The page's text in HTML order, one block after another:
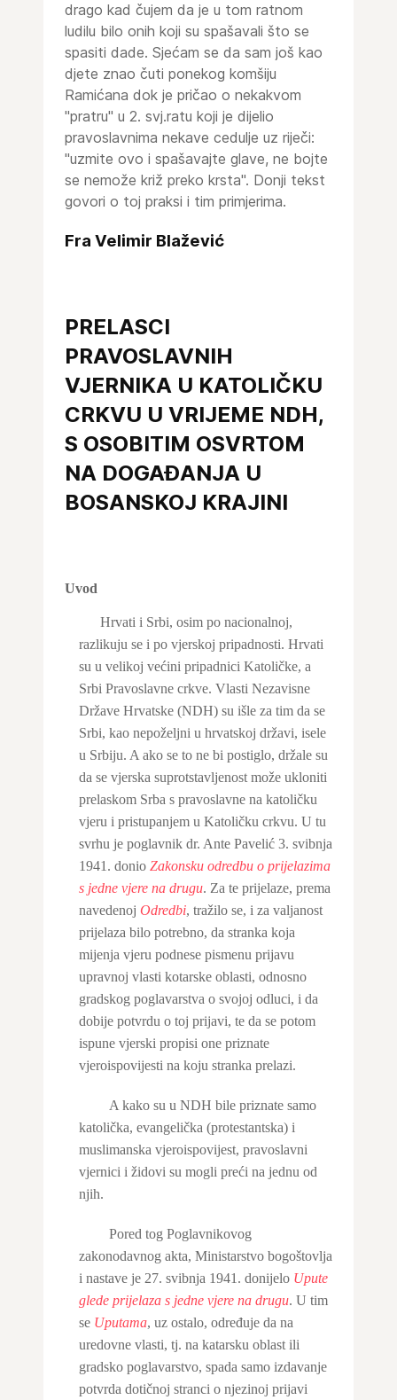
drago kad čujem da je u tom ratnom
ludilu bilo onih koji su spašavali što se
spasiti dade. Sjećam se da sam još kao
djete znao čuti ponekog komšiju
Ramićana dok je pričao o nekakvom
"pratru" u 2. svj.ratu koji je dijelio
pravoslavnima nekave cedulje uz riječi:
"uzmite ovo i spašavajte glave, ne bojte
se nemože križ preko krsta". Donji tekst
govori o toj praksi i tim primjerima.
Fra Velimir Blažević
PRELASCI
PRAVOSLAVNIH
VJERNIKA U KATOLIČKU
CRKVU U VRIJEME NDH,
S OSOBITIM OSVRTOM
NA DOGAĐANJA U
BOSANSKOJ KRAJINI
Uvod
Hrvati i Srbi, osim po nacionalnoj,
razlikuju se i po vjerskoj pripadnosti. Hrvati
su u velikoj većini pripadnici Katoličke, a
Srbi Pravoslavne crkve. Vlasti Nezavisne
Države Hrvatske (NDH) su išle za tim da se
Srbi, kao nepoželjni u hrvatskoj državi, isele
u Srbiju. A ako se to ne bi postiglo, držale su
da se vjerska suprotstavljenost može ukloniti
prelaskom Srba s pravoslavne na katoličku
vjeru i pristupanjem u Katoličku crkvu. U tu
svrhu je poglavnik dr. Ante Pavelić 3. svibnja
1941. donio Zakonsku odredbu o prijelazima
s jedne vjere na drugu. Za te prijelaze, prema
navedenoj Odredbi, tražilo se, i za valjanost
prijelaza bilo potrebno, da stranka koja
mijenja vjeru podnese pismenu prijavu
upravnoj vlasti kotarske oblasti, odnosno
gradskog poglavarstva o svojoj odluci, i da
dobije potvrdu o toj prijavi, te da se potom
ispune vjerski propisi one priznate
vjeroispovijesti na koju stranka prelazi.
A kako su u NDH bile priznate samo
katolička, evangelička (protestantska) i
muslimanska vjeroispovijest, pravoslavni
vjernici i židovi su mogli preći na jednu od
njih.
Pored tog Poglavnikovog
zakonodavnog akta, Ministarstvo bogoštovlja
i nastave je 27. svibnja 1941. donijelo Upute
glede prijelaza s jedne vjere na drugu. U tim
se Uputama, uz ostalo, određuje da na
uredovne vlasti, tj. na katarsku oblast ili
gradsko poglavarstvo, spada samo izdavanje
potvrda dotičnoj stranci o njezinoj prijavi